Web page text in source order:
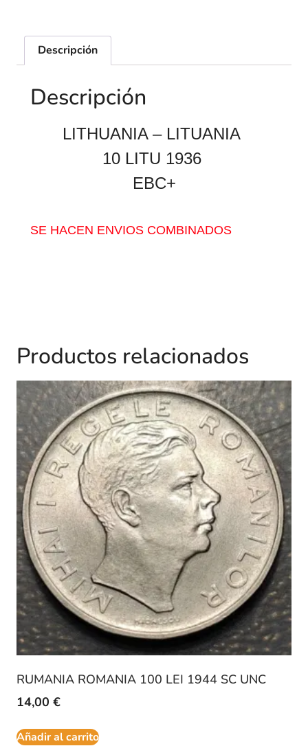
Descripción
Descripción
LITHUANIA – LITUANIA
10 LITU 1936
EBC+
SE HACEN ENVIOS COMBINADOS
Productos relacionados
RUMANIA ROMANIA 100 LEI 1944 SC UNC
14,00 €
Añadir al carrito